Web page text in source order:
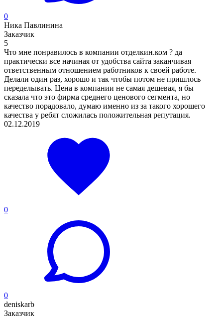
0
Ника Павлинина
Заказчик
5
Что мне понравилось в компании отделкин.ком ? да
практически все начиная от удобства сайта заканчивая
ответственным отношением работников к своей работе.
Делали один раз, хорошо и так чтобы потом не пришлось
переделывать. Цена в компании не самая дешевая, я бы
сказала что это фирма среднего ценового сегмента, но
качество порадовало, думаю именно из за такого хорошего
качества у ребят сложилась положительная репутация.
02.12.2019
0
0
deniskarb
Заказчик